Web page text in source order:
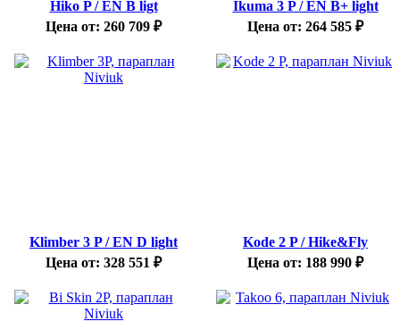
Hiko P / EN B ligt
Цена от: 260 709 ₽
Ikuma 3 P / EN B+ light
Цена от: 264 585 ₽
Klimber 3 P / EN D light
Цена от: 328 551 ₽
Kode 2 P / Hike&Fly
Цена от: 188 990 ₽